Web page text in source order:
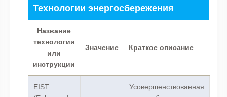
Технологии энергосбережения
Название
технологии
или
инструкции
Значение Краткое описание
EIST
Усовершенствованная